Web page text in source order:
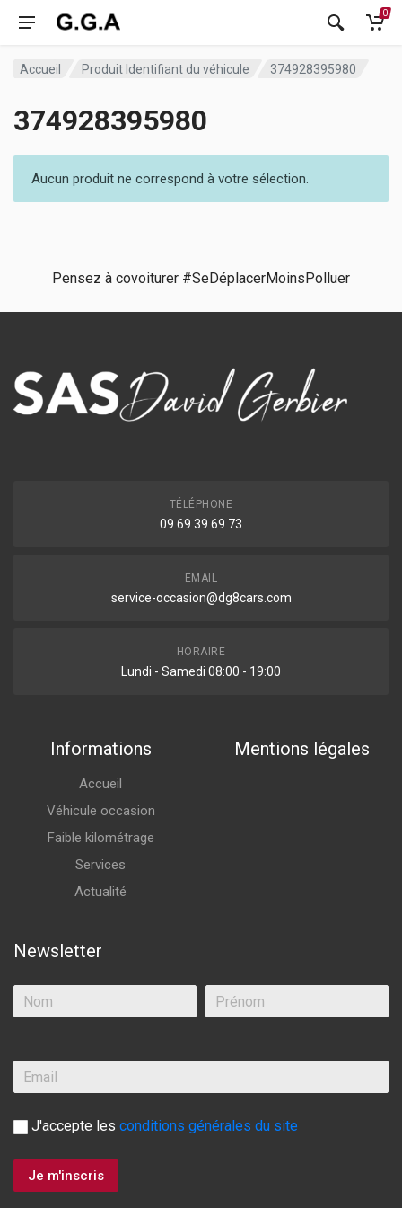
0
Accueil Produit Identifiant du véhicule 374928395980
374928395980
Aucun produit ne correspond à votre sélection.
Pensez à covoiturer #SeDéplacerMoinsPolluer
TÉLÉPHONE
09 69 39 69 73
EMAIL
service-occasion@dg8cars.com
HORAIRE
Lundi - Samedi 08:00 - 19:00
Informations
Accueil
Véhicule occasion
Faible kilométrage
Services
Actualité
Mentions légales
Newsletter
J'accepte les conditions générales du site